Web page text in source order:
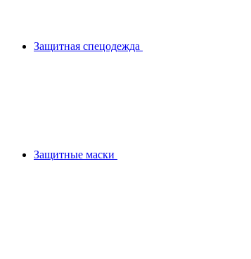
Защитная спецодежда
Защитные маски